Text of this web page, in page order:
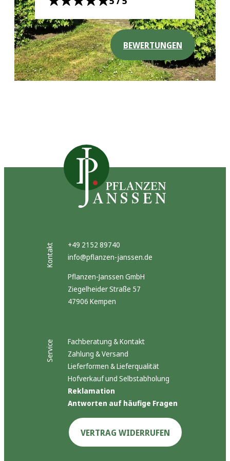
BEWERTUNGEN
Kontakt
+49 2152 89740
info@pflanzen-janssen.de
Pflanzen-Janssen GmbH
Ziegelheider Straße 57
47906 Kempen
Service
Fachberatung & Kontakt
Zahlung & Versand
Lieferformen & Lieferqualität
Hofverkauf und Selbstabholung
Reklamation
Antworten auf häufige Fragen
VERTRAG WIDERRUFEN